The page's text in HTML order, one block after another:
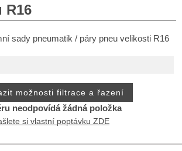
R16
sady pneumatik / páry pneu velikosti R16
neodpovídá žádná položka
si vlastní poptávku ZDE